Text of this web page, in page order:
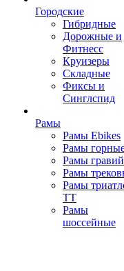
Городские
Гибридные
Дорожные и
Фитнесс
Круизеры
Складные
Фиксы и
Синглспид
Рамы
Рамы Ebikes
Рамы
Рамы
Рамы
Рамы
ТТ
Рамы
шоссейные